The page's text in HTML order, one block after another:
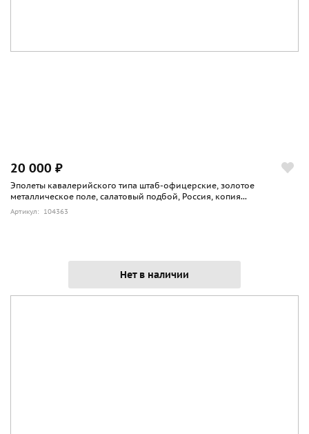
20 000 ₽
Эполеты кавалерийского типа штаб-офицерские, золотое
металлическое поле, салатовый подбой, Россия, копия...
Артикул: 104363
Нет в наличии